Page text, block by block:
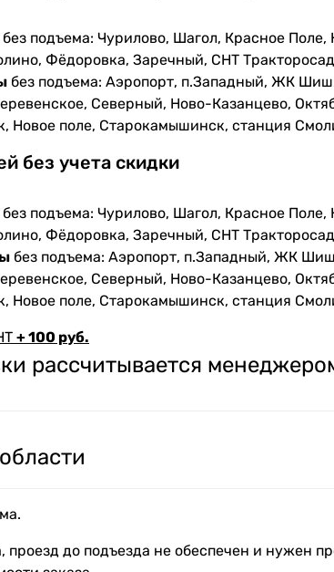
без подъема: Чурилово, Шагол, Красное
Фёдоровка, Заречный, СНТ
без подъема: Аэропорт, п.Западный, ЖК
Северный, Ново-Казанцево,
Новое поле, Старокамышинск, станция
без учета скидки
без подъема: Чурилово, Шагол, Красное
Фёдоровка, Заречный, СНТ
без подъема: Аэропорт, п.Западный, ЖК
Северный, Ново-Казанцево,
Новое поле, Старокамышинск, станция
+ 100 руб.
рассчитывается
проезд до подъезда не обеспечен и нужен